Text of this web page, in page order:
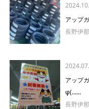
アップ
長野伊
アップ
φ(......
長野伊